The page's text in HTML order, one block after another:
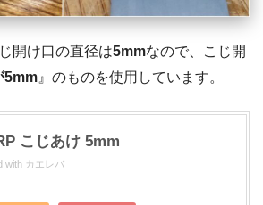
開け口の直径は5mmなので、こじ開
5mm 』のものを使用しています。
こじあけ 5mm
with カエレバ